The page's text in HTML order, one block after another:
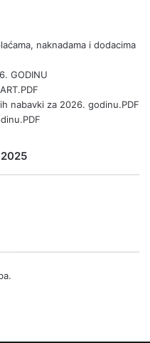
naknadama i dodacima
GODINU
nabavki za 2026. godinu.PDF
.